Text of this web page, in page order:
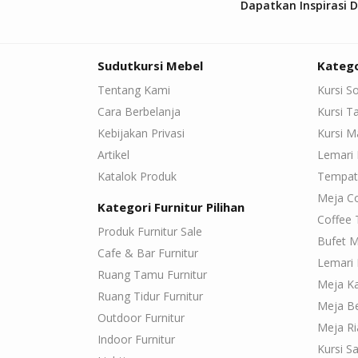
Dapatkan Inspirasi
Sudutkursi Mebel
Tentang Kami
Cara Berbelanja
Kebijakan Privasi
Artikel
Katalok Produk
Kategori Furnitur Pilihan
Produk Furnitur Sale
Cafe & Bar Furnitur
Ruang Tamu Furnitur
Ruang Tidur Furnitur
Outdoor Furnitur
Indoor Furnitur
Kursi
Kursi
Kursi
Lemari
Meja
Coffee
Bufet
Lemari
Meja
Meja
Meja
Kursi